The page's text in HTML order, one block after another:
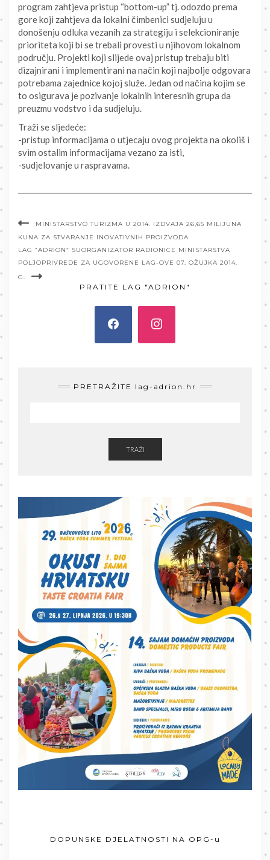
program zahtjeva pristup “bottom-up” tj. odozdo prema
gore koji zahtjeva da lokalni čimbenici sudjeluju u
donošenju odluka vezanih za strategiju i selekcioniranje
prioriteta koji bi se trebali provesti u njihovom lokalnom
području. Projekti koji slijede ovaj pristup trebaju biti
dizajnirani i implementirani na način koji najbolje odgovara
potrebama zajednice kojoj služe. Jedan od načina kojim se
to osigurava je pozivanje lokalnih interesnih grupa da
preuzmu vodstvo i da sudjeluju.
Traži se sljedeće:
-pristup informacijama o utjecaju ovog projekta na okoliš i
svim ostalim informacijama vezano za isti,
-sudjelovanje u raspravama.
MINISTARSTVO TURIZMA U 2014. IZDVAJA 26,65 MILIJUNA
KUNA ZA STVARANJE INOVATIVNIH PROIZVODA
LAG “ADRION” SUORGANIZATOR RADIONICE MINISTARSTVA
POLJOPRIVREDE ZA UGOVORENE LAG-OVE 07. OŽUJKA 2014.
G.
PRATITE LAG "ADRION"
PRETRAŽITE lag-adrion.hr
TRAŽI
DOPUNSKE DJELATNOSTI NA OPG-u